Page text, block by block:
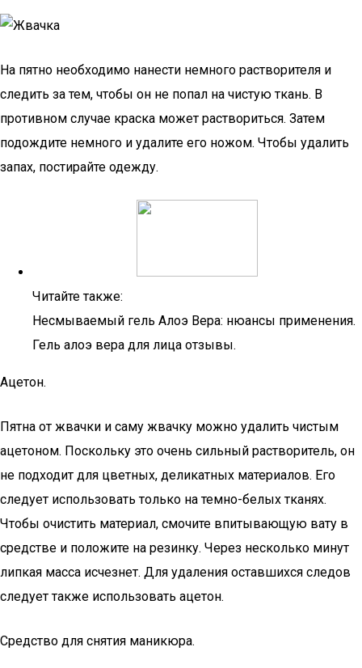
На пятно необходимо нанести немного растворителя и
следить за тем, чтобы он не попал на чистую ткань. В
противном случае краска может раствориться. Затем
подождите немного и удалите его ножом. Чтобы удалить
запах, постирайте одежду.
Читайте также:
Несмываемый гель Алоэ Вера: нюансы применения.
Гель алоэ вера для лица отзывы.
Ацетон.
Пятна от жвачки и саму жвачку можно удалить чистым
ацетоном. Поскольку это очень сильный растворитель, он
не подходит для цветных, деликатных материалов. Его
следует использовать только на темно-белых тканях.
Чтобы очистить материал, смочите впитывающую вату в
средстве и положите на резинку. Через несколько минут
липкая масса исчезнет. Для удаления оставшихся следов
следует также использовать ацетон.
Средство для снятия маникюра.